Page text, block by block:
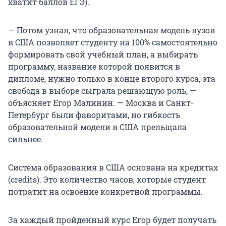
— Потом узнал, что образовательная модель вузов
в США позволяет студенту на 100% самостоятельно
формировать свой учебный план, а выбирать
программу, название которой появится в
дипломе, нужно только в конце второго курса, эта
свобода в выборе сыграла решающую роль, —
объясняет Егор Малинин. — Москва и Санкт-
Петербург были фаворитами, но гибкость
образовательной модели в США прельщала
сильнее.
Система образования в США основана на кредитах
(credits). Это количество часов, которые студент
потратит на освоение конкретной программы.
За каждый пройденный курс Егор будет получать